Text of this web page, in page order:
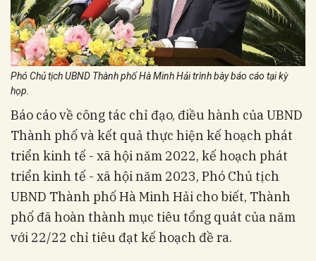
Phó Chủ tịch UBND Thành phố Hà Minh Hải trình bày báo cáo tại kỳ
họp.
Báo cáo về công tác chỉ đạo, điều hành của UBND
Thành phố và kết quả thực hiện kế hoạch phát
triển kinh tế - xã hội năm 2022, kế hoạch phát
triển kinh tế - xã hội năm 2023, Phó Chủ tịch
UBND Thành phố Hà Minh Hải cho biết, Thành
phố đã hoàn thành mục tiêu tổng quát của năm
với 22/22 chỉ tiêu đạt kế hoạch đề ra.